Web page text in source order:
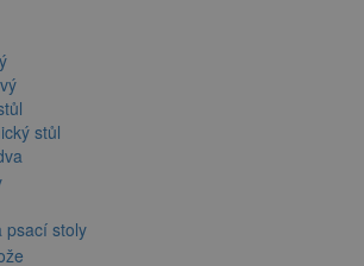
stůl
psací stoly